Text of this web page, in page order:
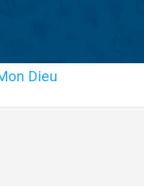
Dieu